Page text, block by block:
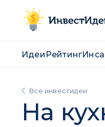
Идеи Рейтинг
Все инвестидеи
На